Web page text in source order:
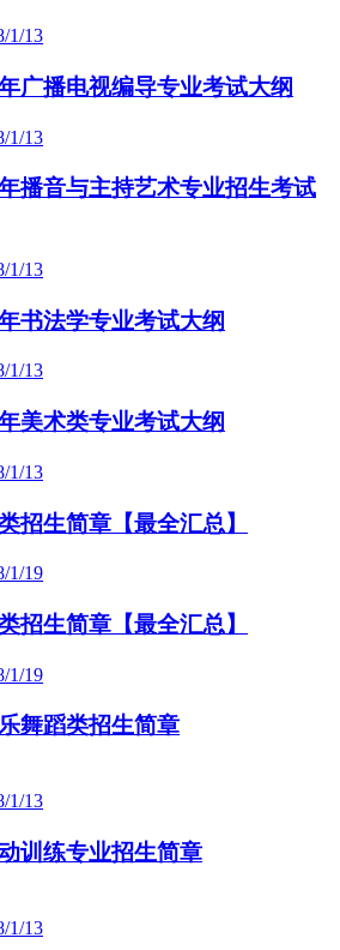
1/13
广播电视编导专业考试大纲
1/13
播音与主持艺术专业招生考试
1/13
书法学专业考试大纲
1/13
美术类专业考试大纲
1/13
招生简章【最全汇总】
1/19
招生简章【最全汇总】
1/19
舞蹈类招生简章
1/13
训练专业招生简章
1/13